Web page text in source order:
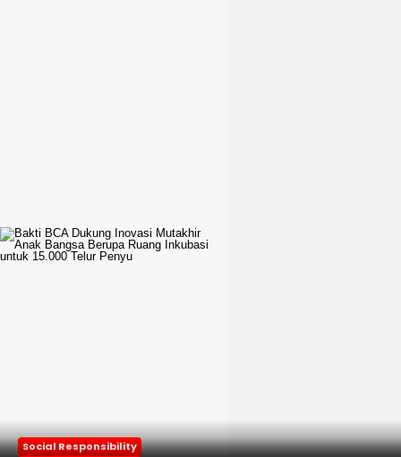
Social Responsibility